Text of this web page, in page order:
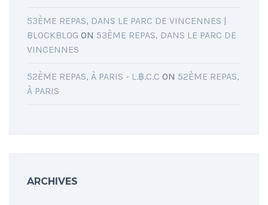
53ÈME REPAS, DANS LE PARC DE VINCENNES |
BLOCKBLOG ON 53ÈME REPAS, DANS LE PARC DE
VINCENNES
52ÈME REPAS, À PARIS - L.฿.C.C ON 52ÈME REPAS,
À PARIS
ARCHIVES